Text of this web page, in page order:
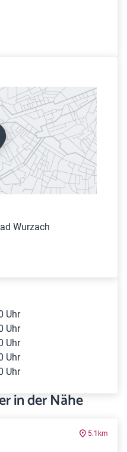
Wurzach
Uhr
Uhr
Uhr
Uhr
Uhr
in der Nähe
5.1km